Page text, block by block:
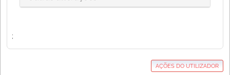
;
AÇÕES DO UTILIZADOR